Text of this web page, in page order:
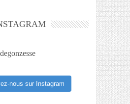
nous sur Instagram